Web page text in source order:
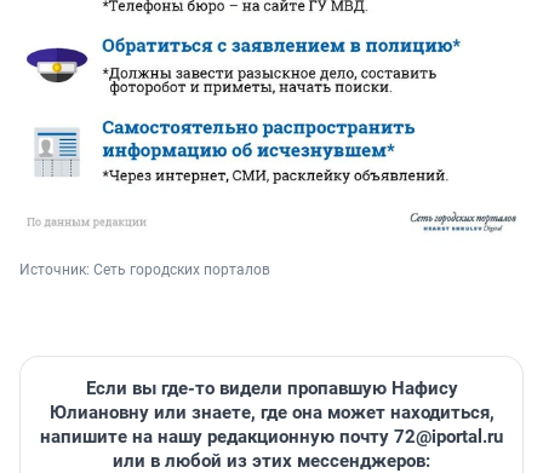
Источник: Сеть городских порталов
Если вы где-то видели пропавшую Нафису
Юлиановну или знаете, где она может находиться,
напишите на нашу редакционную почту 72@iportal.ru
или в любой из этих мессенджеров: